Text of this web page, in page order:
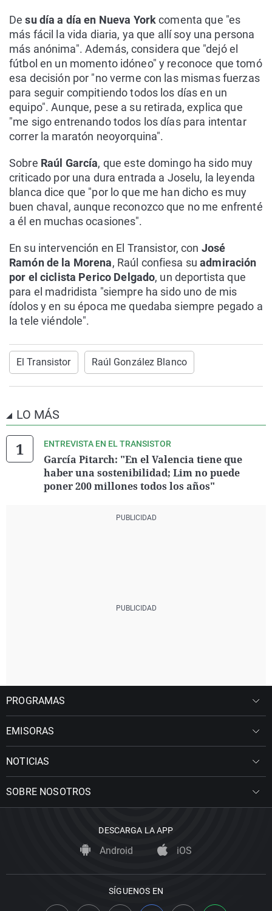
Desu día a día en Nueva Yorkcomenta que "es
más fácil la vida diaria, ya que allí soy una persona
más anónima". Además, considera que "dejó el
fútbol en un momento idóneo" y reconoce que tomó
esa decisión por "no verme con las mismas fuerzas
para seguir compitiendo todos los días en un
equipo". Aunque, pese a su retirada, explica que
"me sigo entrenando todos los días para intentar
correr la maratón neoyorquina".
Sobre Raúl García, que este domingo ha sido muy
criticado por una dura entrada a Joselu, la leyenda
blanca dice que "por lo que me han dicho es muy
buen chaval, aunque reconozco que no me enfrenté
a él en muchas ocasiones".
En su intervención en El Transistor, con José
Ramón de la Morena, Raúl confiesa suadmiración
por el ciclista Perico Delgado, un deportista que
para el madridista "siempre ha sido uno de mis
ídolos y en su época me quedaba siempre pegado a
la tele viéndole".
El Transistor Raúl González Blanco
LO MÁS
ENTREVISTA EN EL TRANSISTOR
García Pitarch: "En el Valencia tiene que
haber una sostenibilidad; Lim no puede
poner 200 millones todos los años"
PROGRAMAS
EMISORAS
NOTICIAS
SOBRE NOSOTROS
DESCARGA LA APP
Android iOS
SÍGUENOS EN